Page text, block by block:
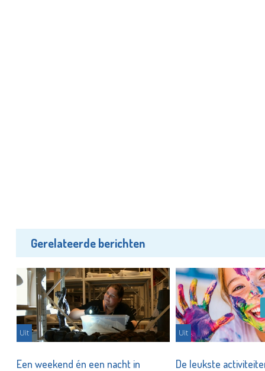
Gerelateerde berichten
Uit
Een weekend én een nacht in
Uit
De leukste